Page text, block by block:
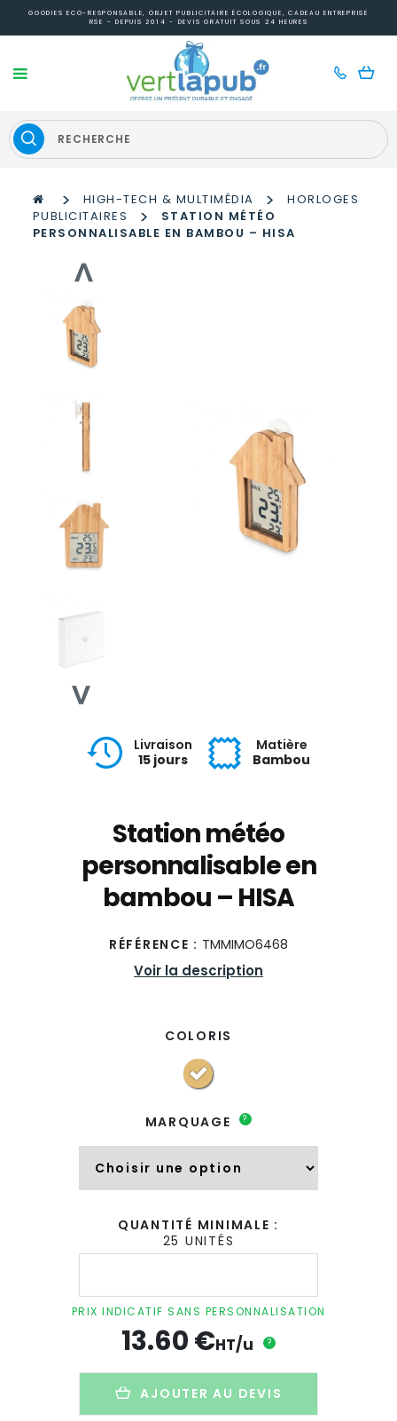
GOODIES ECO-RESPONSABLE, OBJET PUBLICITAIRE ÉCOLOGIQUE, CADEAU ENTREPRISE
RSE - DEPUIS 2014 - DEVIS GRATUIT SOUS 24 HEURES
> HIGH-TECH & MULTIMÉDIA >
HORLOGES
PUBLICITAIRES
>
STATION MÉTÉO
PERSONNALISABLE EN BAMBOU – HISA
Livraison
15 jours
Matière
Bambou
Station météo
personnalisable en
bambou – HISA
RÉFÉRENCE : TMMIMO6468
Voir la description
COLORIS
MARQUAGE ?
QUANTITÉ MINIMALE :
25 UNITÉS
quantité
météo
personnalisable
bambou
PRIX INDICATIF SANS PERSONNALISATION
13.60€HT/u ?
AJOUTER AU DEVIS